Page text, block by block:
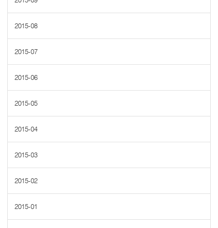
2015-08
2015-07
2015-06
2015-05
2015-04
2015-03
2015-02
2015-01